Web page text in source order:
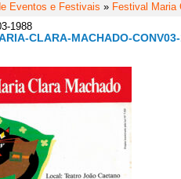
Eventos e Festivais » Festival Maria
1988
CLARA-MACHADO-